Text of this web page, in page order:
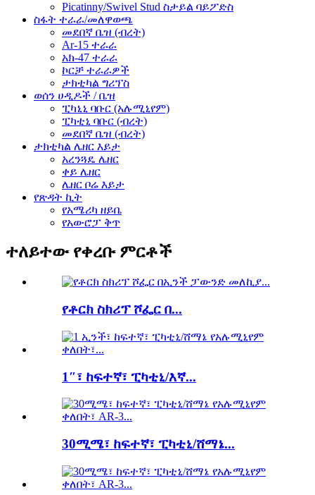
Picatinny/Swivel Stud ስታይል ባይፖድስ
ስፋት ተራራ/መለዋወጫ
መደበኛ ቤዝ (ብረት)
Ar-15 ተራራ
አክ-47 ተራራ
ኮርቻ ተራራዎች
ታክቲካል ግሪፕስ
ወሰን ሀዲዶች / ቤዝ
ፒካኒኒ ባቡር (አሉሚኒየም)
ፒካቲኒ ባቡር (ብረት)
መደበኛ ቤዝ (ብረት)
ታክቲካል ሌዘር እይታ
አረንጓዴ ሌዘር
ቀይ ሌዘር
ሌዘር ቦሬ እይታ
የጽዳት ኪት
የአሜሪካ ዘይቤ
የአውሮፓ ቅጥ
ተለይተው የቀረቡ ምርቶች
የቶርክ ስክሪፕ ሾፌር በ...
1″፣ ከፍተኛ፣ ፒካቲኒ/እኛ...
30ሚሜ፣ ከፍተኛ፣ ፒካቲኒ/ሸማኔ...